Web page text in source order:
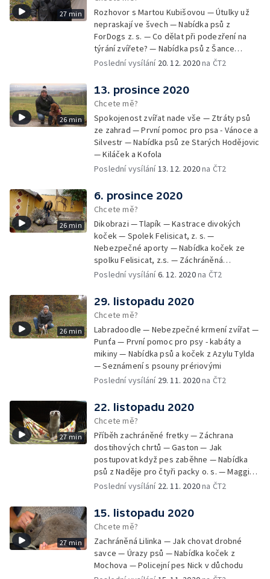
27 min
Rozhovor s Martou Kubišovou — Útulky už
nepraskají ve švech — Nabídka psů z
ForDogs z. s. — Co dělat při podezření na
týrání zvířete? — Nabídka psů z Šance
zvířatům — Rozloučení
Poslední vysílání 20. 12. 2020na ČT2
26 min
13. prosince 2020
Chcete mě?
Spokojenost zvířat nade vše — Ztráty psů
ze zahrad — První pomoc pro psa - Vánoce a
Silvestr — Nabídka psů ze Starých Hodějovic
— Kiláček a Kofola
Poslední vysílání13. 12. 2020na ČT2
26 min
6. prosince 2020
Chcete mě?
Dikobrazi — Tlapík — Kastrace divokých
koček — Spolek Felisicat, z. s. —
Nebezpečné aporty — Nabídka koček ze
spolku Felisicat, z.s. — Záchráněná
labradorka Terezka
Poslední vysílání6. 12. 2020na ČT2
26 min
29. listopadu 2020
Chcete mě?
Labradoodle — Nebezpečné krmení zvířat —
Punťa — První pomoc pro psy - kabáty a
mikiny — Nabídka psů a koček z Azylu Tylda
— Seznámení s psouny prériovými
Poslední vysílání 29. 11. 2020na ČT2
27 min
22. listopadu 2020
Chcete mě?
Příběh zachráněné fretky — Záchrana
dostihových chrtů — Gaston — Jak
postupovat když pes zaběhne — Nabídka
psů z Naděje pro čtyři packy o. s. — Maggie -
aktivní stáří v kočárku
Poslední vysílání 22. 11. 2020na ČT2
27 min
15. listopadu 2020
Chcete mě?
Zachráněná Lilinka — Jak chovat drobné
savce — Úrazy psů — Nabídka koček z
Mochova — Policejní pes Nick v důchodu